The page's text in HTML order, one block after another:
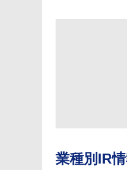
業種別IR